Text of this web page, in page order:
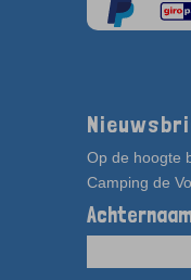
Op de hoogte
Camping de